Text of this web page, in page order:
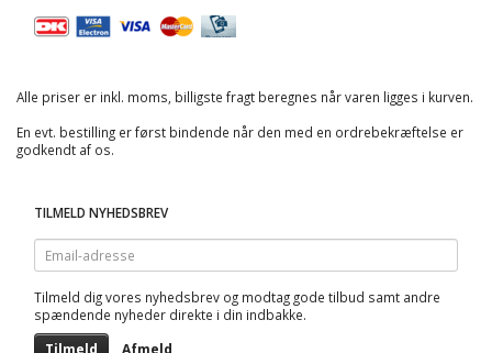
Alle priser er inkl. moms, billigste fragt beregnes når varen ligges i kurven.
En evt. bestilling er først bindende når den med en ordrebekræftelse er
godkendt af os.
TILMELD NYHEDSBREV
Email-
adresse
Tilmeld dig vores nyhedsbrev og modtag gode tilbud samt andre
spændende nyheder direkte i din indbakke.